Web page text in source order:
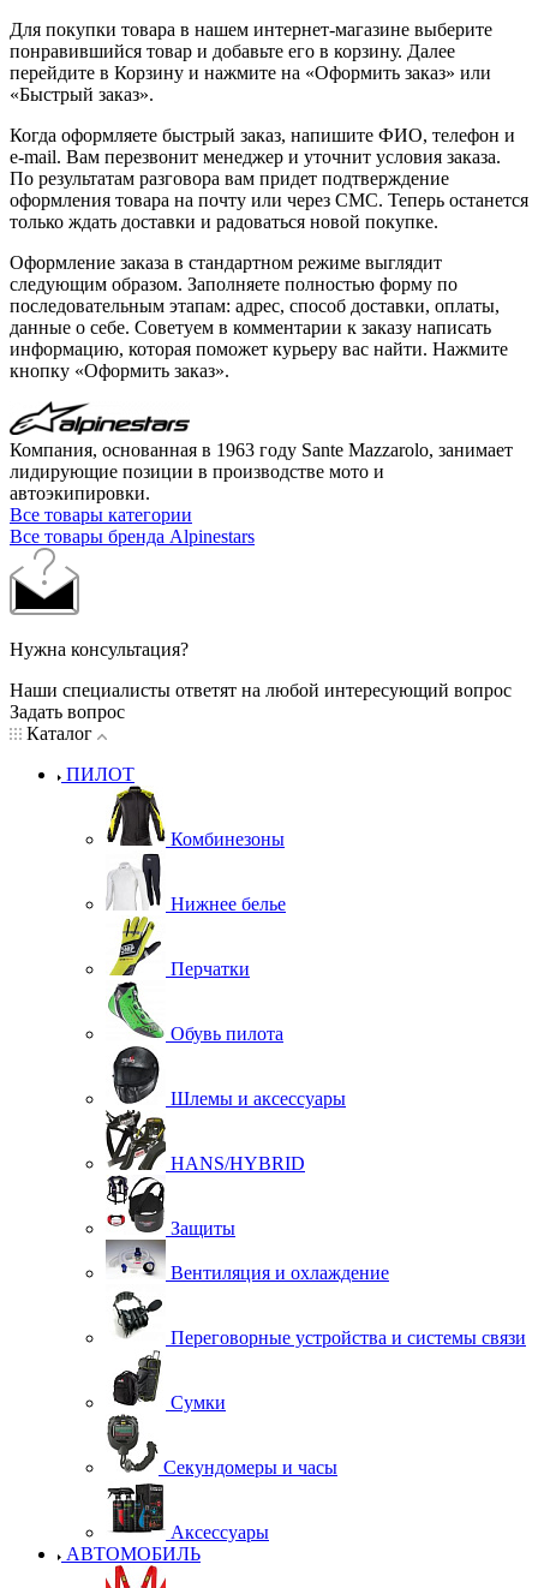
Для покупки товара в нашем интернет-магазине выберите
понравившийся товар и добавьте его в корзину. Далее
перейдите в Корзину и нажмите на «Оформить заказ» или
«Быстрый заказ».
Когда оформляете быстрый заказ, напишите ФИО, телефон и
e-mail. Вам перезвонит менеджер и уточнит условия заказа.
По результатам разговора вам придет подтверждение
оформления товара на почту или через СМС. Теперь останется
только ждать доставки и радоваться новой покупке.
Оформление заказа в стандартном режиме выглядит
следующим образом. Заполняете полностью форму по
последовательным этапам: адрес, способ доставки, оплаты,
данные о себе. Советуем в комментарии к заказу написать
информацию, которая поможет курьеру вас найти. Нажмите
кнопку «Оформить заказ».
Компания, основанная в 1963 году Sante Mazzarolo, занимает
лидирующие позиции в производстве мото и
автоэкипировки.
Все товары категории
Все товары бренда Alpinestars
Нужна консультация?
Наши специалисты ответят на любой интересующий вопрос
Задать вопрос
Каталог
ПИЛОТ
Комбинезоны
Нижнее белье
Перчатки
Обувь пилота
Шлемы и аксессуары
HANS/HYBRID
Защиты
Вентиляция и охлаждение
Переговорные устройства и системы связи
Сумки
Секундомеры и часы
Аксессуары
АВТОМОБИЛЬ